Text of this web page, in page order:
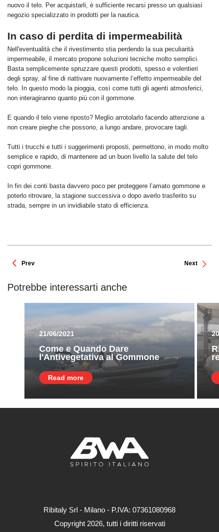
nuovo il telo. Per acquistarli, è sufficiente recarsi presso un qualsiasi
negozio specializzato in prodotti per la nautica.
In caso di perdita di impermeabilità
Nell'eventualità che il rivestimento stia perdendo la sua peculiarità
impermeabile, il mercato propone soluzioni tecniche molto semplici.
Basta semplicemente spruzzare questi prodotti, spesso e volentieri
degli spray, al fine di riattivare nuovamente l’effetto impermeabile del
telo. In questo modo la pioggia, così come tutti gli agenti atmosferici,
non interagiranno quanto più con il gommone.
E quando il telo viene riposto? Meglio arrotolarlo facendo attenzione a
non creare pieghe che possono, a lungo andare, provocare tagli.
Tutti i trucchi e tutti i suggerimenti proposti, permettono, in modo molto
semplice e rapido, di mantenere ad un buon livello la salute del telo
copri gommone.
In fin dei conti basta davvero poco per proteggere l’amato gommone e
poterlo ritrovare, la stagione successiva o dopo averlo trasferito su
strada, sempre in un invidiabile stato di efficienza.
Prev Next
Potrebbe interessarti anche
21/06/2021
Come e Quando Dare
l'Antivegetativa al Gommone
Read more
Ribitaly Srl - Milano - P.IVA: 073​61080​968
Copyright 2026, tutti i diritti riservati